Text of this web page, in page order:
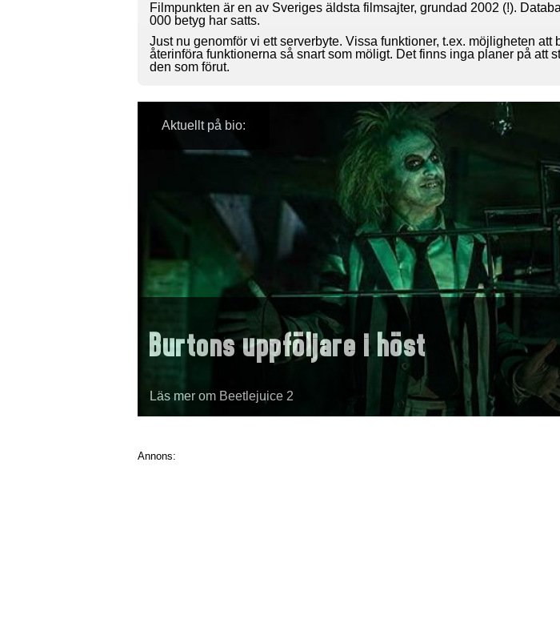
Filmpunkten är en av Sveriges äldsta filmsajter, grundad 2002 (!).
000 betyg har satts.
Just nu genomför vi ett serverbyte. Vissa funktioner, t.ex. möjligheten
återinföra funktionerna så snart som möligt. Det finns inga planer på att
den som förut.
Aktuellt på bio:
Burtons uppföljare i höst
Läs mer om Beetlejuice 2
Annons: